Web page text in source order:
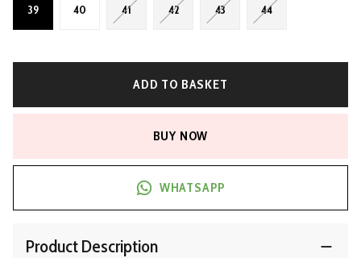
39 40 41 42 43 44
ADD TO BASKET
BUY NOW
WHATSAPP
Product Description